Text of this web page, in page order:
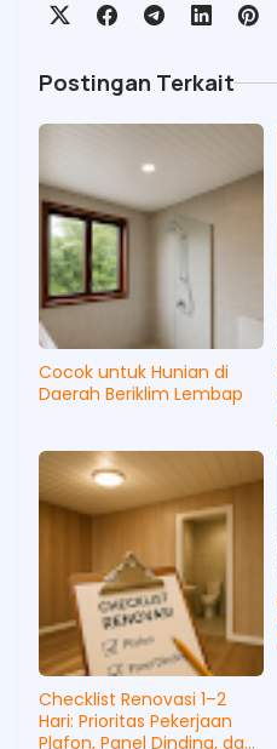
Postingan Terkait
Cocok untuk Hunian di
Daerah Beriklim Lembap
Checklist Renovasi 1–2
Hari: Prioritas Pekerjaan
Plafon, Panel Dinding, dan